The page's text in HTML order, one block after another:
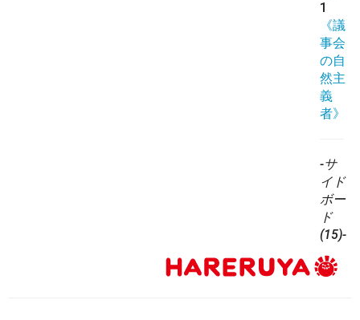
1
《議
事会
の自
然主
義
者》
-サ
イド
ボー
ド
(15)-